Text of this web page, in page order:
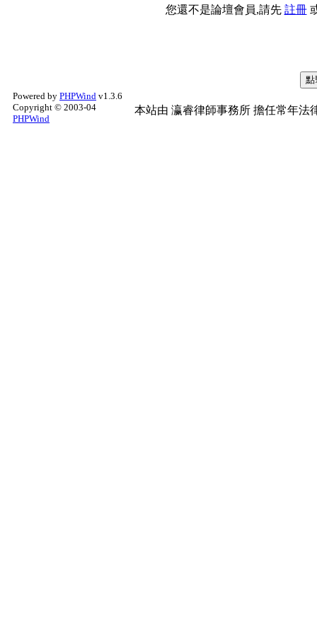
您還不是論壇會員,請先 註冊
Powered by PHPWind v1.3.6
Copyright © 2003-04
PHPWind
本站由 瀛睿律師事務所 擔任常年法